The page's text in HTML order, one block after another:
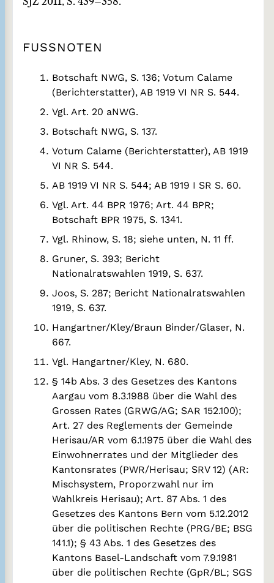
FUSSNOTEN
Botschaft NWG, S. 136; Votum Calame
(Berichterstatter), AB 1919 VI NR S. 544.
Vgl. Art. 20 aNWG.
Botschaft NWG, S. 137.
Votum Calame (Berichterstatter), AB 1919
VI NR S. 544.
AB 1919 VI NR S. 544; AB 1919 I SR S. 60.
Vgl. Art. 44 BPR 1976; Art. 44 BPR;
Botschaft BPR 1975, S. 1341.
Vgl. Rhinow, S. 18; siehe unten, N. 11 ff.
Gruner, S. 393; Bericht
Nationalratswahlen 1919, S. 637.
Joos, S. 287; Bericht Nationalratswahlen
1919, S. 637.
Hangartner/Kley/Braun Binder/Glaser, N.
667.
Vgl. Hangartner/Kley, N. 680.
§ 14b Abs. 3 des Gesetzes des Kantons
Aargau vom 8.3.1988 über die Wahl des
Grossen Rates (GRWG/AG; SAR 152.100);
Art. 27 des Reglements der Gemeinde
Herisau/AR vom 6.1.1975 über die Wahl des
Einwohnerrates und der Mitglieder des
Kantonsrates (PWR/Herisau; SRV 12) (AR:
Mischsystem, Proporzwahl nur im
Wahlkreis Herisau); Art. 87 Abs. 1 des
Gesetzes des Kantons Bern vom 5.12.2012
über die politischen Rechte (PRG/BE; BSG
141.1); § 43 Abs. 1 des Gesetzes des
Kantons Basel-Landschaft vom 7.9.1981
über die politischen Rechte (GpR/BL; SGS